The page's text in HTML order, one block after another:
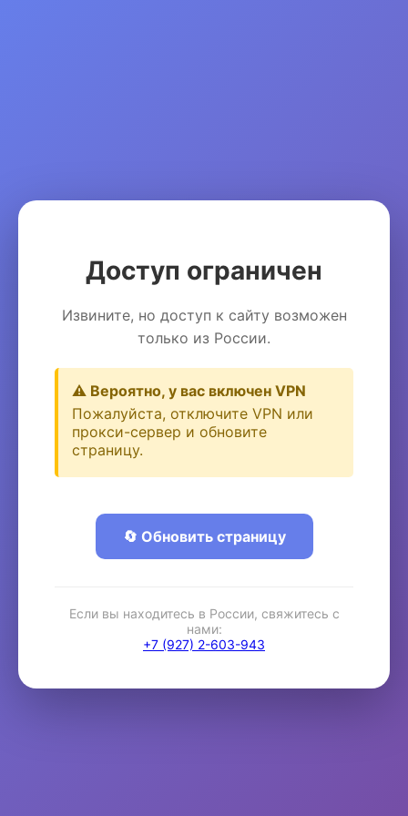
Доступ ограничен
Извините, но доступ к сайту возможен
только из России.
⚠️ Вероятно, у вас включен VPN
Пожалуйста, отключите VPN или
прокси-сервер и обновите
страницу.
🔄 Обновить страницу
Если вы находитесь в России, свяжитесь с
нами:
+7 (927) 2-603-943